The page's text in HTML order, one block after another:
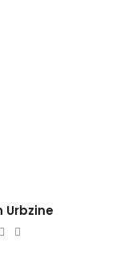
Urbzine
Youtube